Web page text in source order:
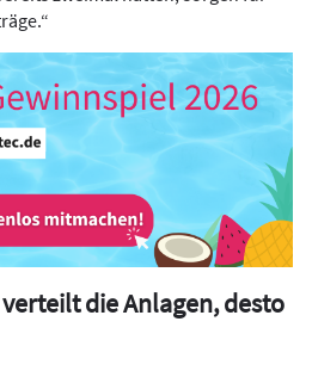
die Anlagen, desto